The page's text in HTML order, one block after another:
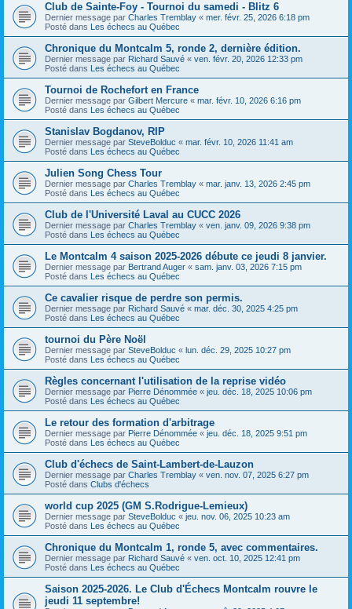
Club de Sainte-Foy - Tournoi du samedi - Blitz 6
Dernier message par Charles Tremblay « mer. févr. 25, 2026 6:18 pm
Posté dans Les échecs au Québec
Chronique du Montcalm 5, ronde 2, dernière édition.
Dernier message par Richard Sauvé « ven. févr. 20, 2026 12:33 pm
Posté dans Les échecs au Québec
Tournoi de Rochefort en France
Dernier message par Gilbert Mercure « mar. févr. 10, 2026 6:16 pm
Posté dans Les échecs au Québec
Stanislav Bogdanov, RIP
Dernier message par SteveBolduc « mar. févr. 10, 2026 11:41 am
Posté dans Les échecs au Québec
Julien Song Chess Tour
Dernier message par Charles Tremblay « mar. janv. 13, 2026 2:45 pm
Posté dans Les échecs au Québec
Club de l'Université Laval au CUCC 2026
Dernier message par Charles Tremblay « ven. janv. 09, 2026 9:38 pm
Posté dans Les échecs au Québec
Le Montcalm 4 saison 2025-2026 débute ce jeudi 8 janvier.
Dernier message par Bertrand Auger « sam. janv. 03, 2026 7:15 pm
Posté dans Les échecs au Québec
Ce cavalier risque de perdre son permis.
Dernier message par Richard Sauvé « mar. déc. 30, 2025 4:25 pm
Posté dans Les échecs au Québec
tournoi du Père Noël
Dernier message par SteveBolduc « lun. déc. 29, 2025 10:27 pm
Posté dans Les échecs au Québec
Règles concernant l'utilisation de la reprise vidéo
Dernier message par Pierre Dénommée « jeu. déc. 18, 2025 10:06 pm
Posté dans Les échecs au Québec
Le retour des formation d'arbitrage
Dernier message par Pierre Dénommée « jeu. déc. 18, 2025 9:51 pm
Posté dans Les échecs au Québec
Club d'échecs de Saint-Lambert-de-Lauzon
Dernier message par Charles Tremblay « ven. nov. 07, 2025 6:27 pm
Posté dans Clubs d'échecs
world cup 2025 (GM S.Rodrigue-Lemieux)
Dernier message par SteveBolduc « jeu. nov. 06, 2025 10:23 am
Posté dans Les échecs au Québec
Chronique du Montcalm 1, ronde 5, avec commentaires.
Dernier message par Richard Sauvé « ven. oct. 10, 2025 12:41 pm
Posté dans Les échecs au Québec
Saison 2025-2026. Le Club d'Échecs Montcalm rouvre le
jeudi 11 septembre!